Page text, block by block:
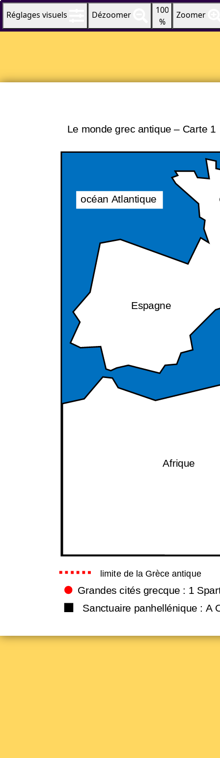
Réglages visuels Dézoomer
100
%
Zoomer
Le monde grec antique – Carte 1
limite de la Grèce antique
océan Atlantique
Espagne
Afrique